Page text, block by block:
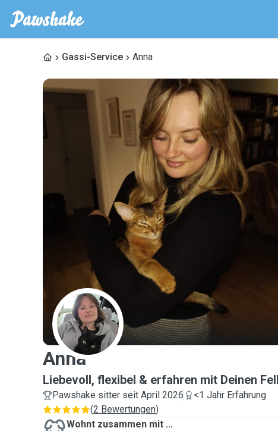
Gassi-Service Anna
A
Anna
Liebevoll, flexibel & erfahren mit Deinen
Pawshake sitter seit April 2026
<1 Jahr Erfahrung
(2 Bewertungen)
Wohnt zusammen mit ...